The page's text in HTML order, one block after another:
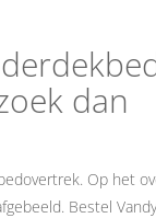
dan
Op het
Bestel